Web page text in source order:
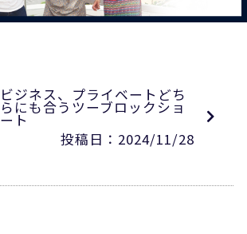
ビジネス、プライベートどち
らにも合うツーブロックショ
ート
投稿日：2024/11/28